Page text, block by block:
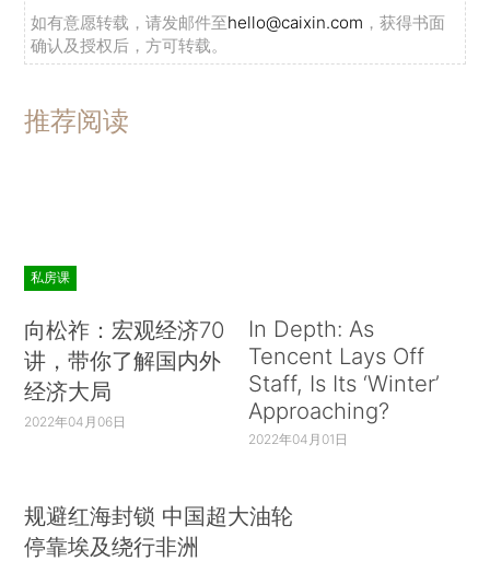
如有意愿转载，请发邮件至hello@caixin.com ，获得书面
确认及授权后，方可转载。
推荐阅读
私房课
向松祚：宏观经济70
讲，带你了解国内外
经济大局
2022年04月06日
In Depth: As
Tencent Lays Off
Staff, Is Its ‘Winter’
Approaching?
2022年04月01日
规避红海封锁 中国超大油轮
停靠埃及绕行非洲